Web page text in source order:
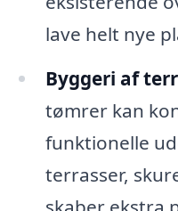
lave helt nye
Byggeri af
tømrer kan
funktionelle
terrasser,